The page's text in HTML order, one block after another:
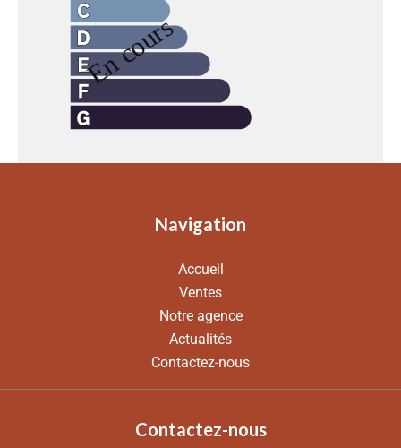
Navigation
Accueil
Ventes
Notre agence
Actualités
Contactez-nous
Contactez-nous